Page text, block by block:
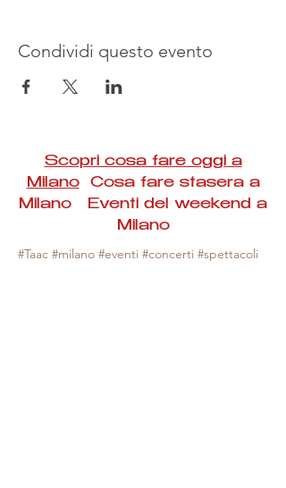
Condividi questo evento
Scopri cosa fare oggi a
MilanoCosa fare stasera a
Milano Eventi del weekend a
Milano
#Taac #milano #eventi #concerti #spettacoli